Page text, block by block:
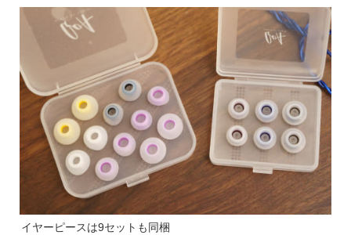
イヤーピースは9セットも同梱